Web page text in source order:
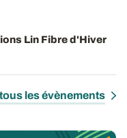
Lin Fibre d'Hiver
les évènements